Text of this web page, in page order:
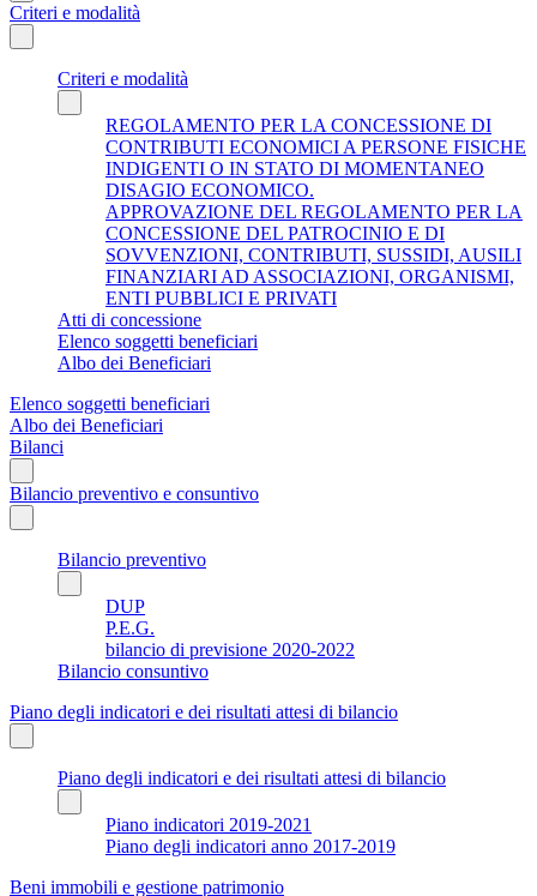
Criteri e modalità
Criteri e modalità
REGOLAMENTO PER LA CONCESSIONE DI
CONTRIBUTI ECONOMICI A PERSONE FISICHE
INDIGENTI O IN STATO DI MOMENTANEO
DISAGIO ECONOMICO.
APPROVAZIONE DEL REGOLAMENTO PER LA
CONCESSIONE DEL PATROCINIO E DI
SOVVENZIONI, CONTRIBUTI, SUSSIDI, AUSILI
FINANZIARI AD ASSOCIAZIONI, ORGANISMI,
ENTI PUBBLICI E PRIVATI
Atti di concessione
Elenco soggetti beneficiari
Albo dei Beneficiari
Elenco soggetti beneficiari
Albo dei Beneficiari
Bilanci
Bilancio preventivo e consuntivo
Bilancio preventivo
DUP
P.E.G.
bilancio di previsione 2020-2022
Bilancio consuntivo
Piano degli indicatori e dei risultati attesi di bilancio
Piano degli indicatori e dei risultati attesi di bilancio
Piano indicatori 2019-2021
Piano degli indicatori anno 2017-2019
Beni immobili e gestione patrimonio